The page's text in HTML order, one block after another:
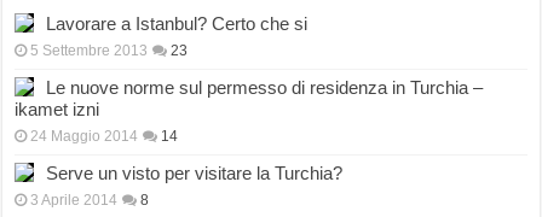
Lavorare a Istanbul? Certo che si
5 Settembre 2013 23
Le nuove norme sul permesso di residenza in Turchia –
ikamet izni
24 Maggio 2014 14
Serve un visto per visitare la Turchia?
3 Aprile 2014 8